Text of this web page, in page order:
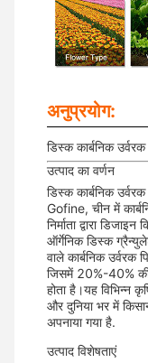
अनुप्रयोग:
डिस्क कार्बनिक
उत्पाद का वर्णन
डिस्क कार्बनिक
Gofine, चीन में
निर्माता द्वारा
ऑर्गेनिक डिस्क
वाले कार्बनिक उर्वरक
जिसमें 20%-40% की
होता है।यह विभिन्न
और दुनिया भर में
अपनाया गया है.
उत्पाद विशेषताएं